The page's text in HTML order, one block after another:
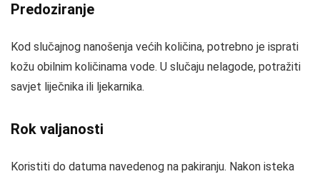
Predoziranje
Kod slučajnog nanošenja većih količina, potrebno je isprati
kožu obilnim količinama vode. U slučaju nelagode, potražiti
savjet liječnika ili ljekarnika.
Rok valjanosti
Koristiti do datuma navedenog na pakiranju. Nakon isteka